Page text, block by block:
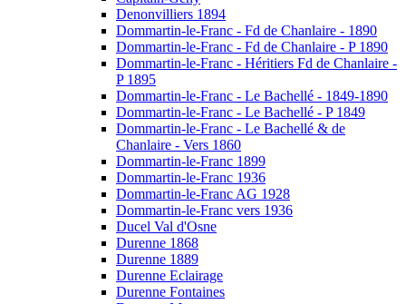
Denonvilliers 1894
Dommartin-le-Franc - Fd de Chanlaire - 1890
Dommartin-le-Franc - Fd de Chanlaire - P 1890
Dommartin-le-Franc - Héritiers Fd de Chanlaire -
P 1895
Dommartin-le-Franc - Le Bachellé - 1849-1890
Dommartin-le-Franc - Le Bachellé - P 1849
Dommartin-le-Franc - Le Bachellé & de
Chanlaire - Vers 1860
Dommartin-le-Franc 1899
Dommartin-le-Franc 1936
Dommartin-le-Franc AG 1928
Dommartin-le-Franc vers 1936
Ducel Val d'Osne
Durenne 1868
Durenne 1889
Durenne Eclairage
Durenne Fontaines